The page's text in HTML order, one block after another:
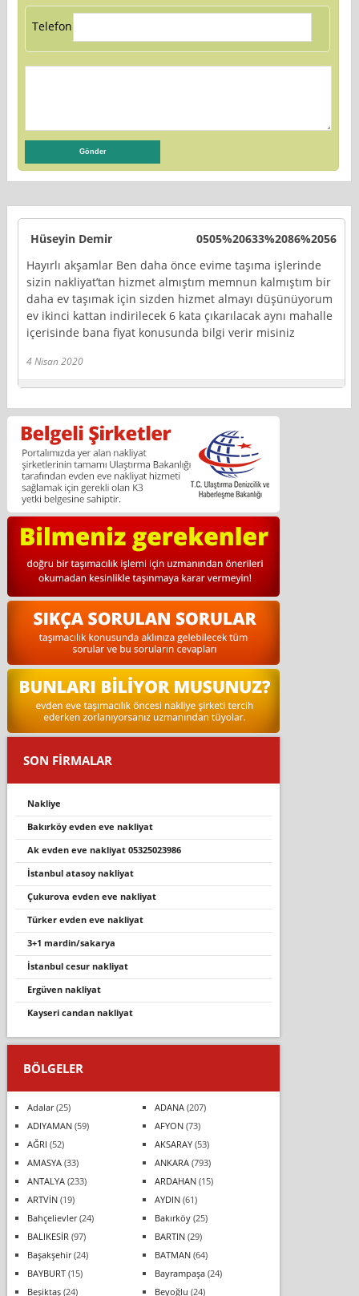
Telefon:
Hüseyin Demir
0505%20633%2086%2056
Hayırlı akşamlar Ben daha önce evime taşıma işlerinde
sizin nakliyat’tan hizmet almıştım memnun kalmıştım bir
daha ev taşımak için sizden hizmet almayı düşünüyorum
ev ikinci kattan indirilecek 6 kata çıkarılacak aynı mahalle
içerisinde bana fiyat konusunda bilgi verir misiniz
4 Nisan 2020
SON FİRMALAR
nakliye
bakırköy evden eve nakliyat
ak evden eve nakliyat 05325023986
i̇stanbul atasoy nakliyat
çukurova evden eve nakliyat
türker evden eve nakliyat
3+1 mardin/sakarya
i̇stanbul cesur nakliyat
ergüven nakli̇yat
kayseri candan nakliyat
BÖLGELER
Adalar(25) ADANA(207)
ADIYAMAN(59) AFYON(73)
AĞRI (52) AKSARAY(53)
AMASYA(33) ANKARA(793)
ANTALYA(233) ARDAHAN(15)
ARTVİN(19) AYDIN(61)
Bahçelievler(24) Bakırköy(25)
BALIKESİR (97) BARTIN(29)
Başakşehir(24) BATMAN(64)
BAYBURT(15) Bayrampaşa(24)
Beşiktaş(24) Beyoğlu (24)